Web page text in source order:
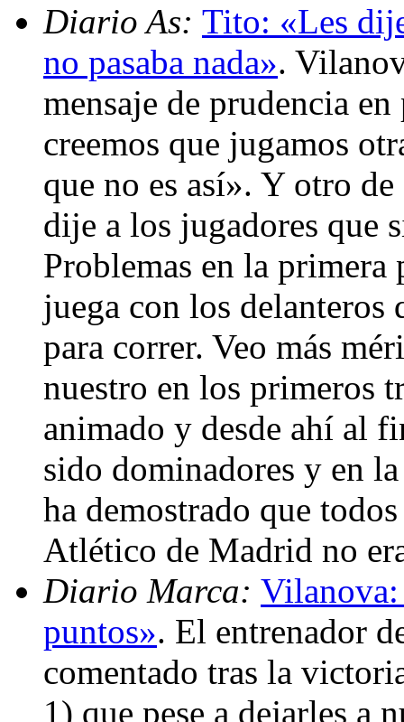
Diario As: Tito: «Les
no pasaba nada».
mensaje de prudencia
creemos que jugamos
que no es así». Y otro
dije a los jugadores que
Problemas en la
juega con los delanteros
para correr. Veo más
nuestro en los primeros
animado y desde ahí al
sido dominadores y en
ha demostrado que
Atlético de Madrid no
Diario Marca: Vilanova:
puntos». El entrenador
comentado tras la
1) que pese a dejarles a